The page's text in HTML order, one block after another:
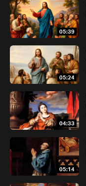
05:39
05:24
04:33
05:14